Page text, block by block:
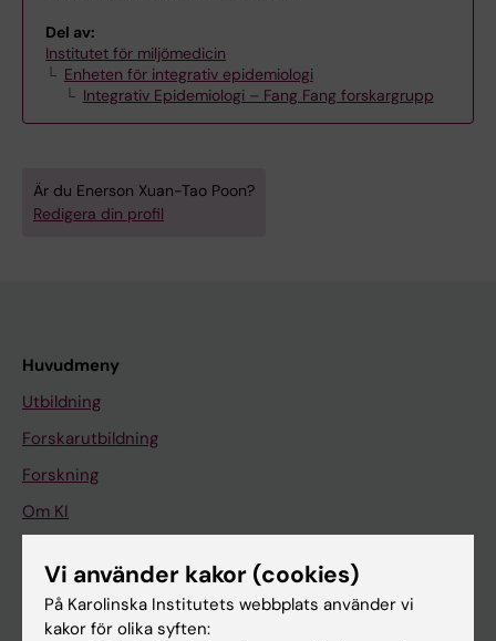
Del av:
Institutet för miljömedicin
Enheten för integrativ epidemiologi
Integrativ Epidemiologi – Fang Fang forskargrupp
Är du Enerson Xuan-Tao Poon?
Redigera din profil
Huvudmeny
Utbildning
Forskarutbildning
Forskning
Om KI
På gång
Nyheter
Vi använder kakor (cookies)
På Karolinska Institutets webbplats använder vi
kakor för olika syften: